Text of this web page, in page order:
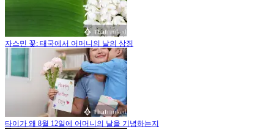
자스민 꽃: 태국에서 어머니의 날의 상징
타이가 왜 8월 12일에 어머니의 날을 기념하는지